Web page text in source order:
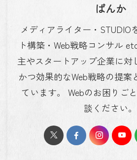
ばんか
メディアライター・STUDIO
ト構築・Web戦略コンサル
主やスタートアップ企業に対
かつ効果的なWeb戦略の提案
ています。 Webのお困りご
談ください。